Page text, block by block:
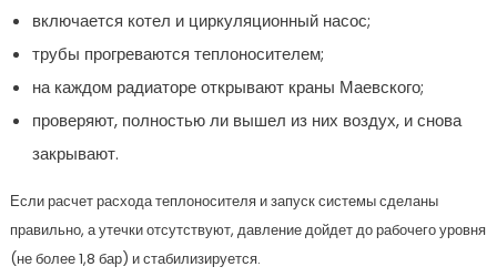
включается котел и циркуляционный насос;
трубы прогреваются теплоносителем;
на каждом радиаторе открывают краны Маевского;
проверяют, полностью ли вышел из них воздух, и снова
закрывают.
Если расчет расхода теплоносителя и запуск системы сделаны
правильно, а утечки отсутствуют, давление дойдет до рабочего уровня
(не более 1,8 бар) и стабилизируется.